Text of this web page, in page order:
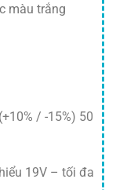
màu trắng
/ -15%) 50
19V – tối đa